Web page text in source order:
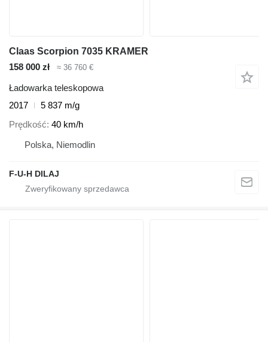
Claas Scorpion 7035 KRAMER
158 000 zł
≈ 36 760 €
Ładowarka teleskopowa
2017
5 837 m/g
Prędkość 40 km/h
Polska, Niemodlin
F-U-H DILAJ